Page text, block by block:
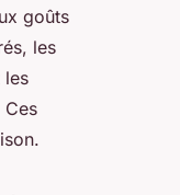
goûts
les
les